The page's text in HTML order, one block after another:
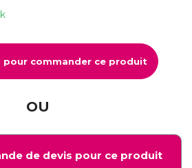
pour commander ce produit
OU
de devis pour ce produit